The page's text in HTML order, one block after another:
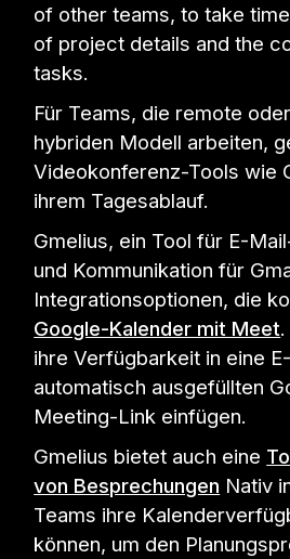
of other teams, to take
of project details and the
tasks.
Für Teams, die remote
hybriden Modell arbeiten,
Videokonferenz-Tools wie
ihrem Tagesablauf.
Gmelius, ein Tool für E-
und Kommunikation für
Integrationsoptionen, die
Google-Kalender mit Meet
ihre Verfügbarkeit in eine
automatisch ausgefüllten
Meeting-Link einfügen.
Gmelius bietet auch eine
von Besprechungen Nativ
Teams ihre
können, um den